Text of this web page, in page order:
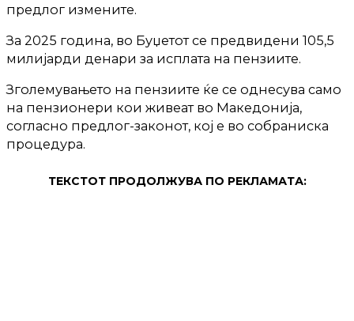
предлог измените.
За 2025 година, во Буџетот се предвидени 105,5
милијарди денари за исплата на пензиите.
Зголемувањето на пензиите ќе се однесува само
на пензионери кои живеат во Македонија,
согласно предлог-законот, кој е во собраниска
процедура.
ТЕКСТОТ ПРОДОЛЖУВА ПО РЕКЛАМАТА: